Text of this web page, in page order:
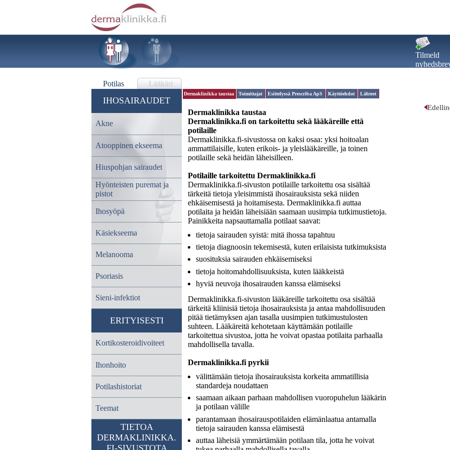
Tilmeld
Potilas Lääkäri
IHOSAIRAUDET
Akne
Atooppinen ekseema
Hiuspohjan sairaudet
Hyönteisten puremat ja
pistot
Ihosyöpä
Käsiekseema
Melanooma
Psoriasis
Sieni-infektiot
ERITYISESTI
Kortikosteroidivoiteet
Ihonhoito
Potilashistoriat
Teemat
TIETOA
DERMAKLINIKKA.
FI-SIVUSTOTA
Dermaklinikka taustaa Toimittajat Esittelyssä Prescriba ApS Käyttöehdot Lähteet
Dermaklinikka taustaa
Dermaklinikka.fi on tarkoitettu sekä lääkäreille että
potilaille
Dermaklinikka.fi-sivustossa on kaksi osaa: yksi hoitoalan
ammattilaisille, kuten erikois- ja yleislääkäreille, ja toinen
potilaille sekä heidän läheisilleen.
Potilaille tarkoitettu Dermaklinikka.fi
Dermaklinikka.fi-sivuston potilaille tarkoitettu osa sisältää
tärkeitä tietoja yleisimmistä ihosairauksista sekä niiden
ehkäisemisestä ja hoitamisesta. Dermaklinikka.fi auttaa
potilaita ja heidän läheisiään saamaan uusimpia tutkimustietoja.
Painikkeita napsauttamalla potilaat saavat:
tietoja sairauden syistä: mitä ihossa tapahtuu
tietoja diagnoosin tekemisestä, kuten erilaisista tutkimuksista
suosituksia sairauden ehkäisemiseksi
tietoja hoitomahdollisuuksista, kuten lääkkeistä
hyviä neuvoja ihosairauden kanssa elämiseksi
Dermaklinikka.fi-sivuston lääkäreille tarkoitettu osa sisältää
tärkeitä kliinisiä tietoja ihosairauksista ja antaa mahdollisuuden
pitää tietämyksen ajan tasalla uusimpien tutkimustulosten
suhteen. Lääkäreitä kehotetaan käyttämään potilaille
tarkoitettua sivustoa, jotta he voivat opastaa potilaita parhaalla
mahdollisella tavalla.
Dermaklinikka.fi pyrkii
välittämään tietoja ihosairauksista korkeita ammatillisia
standardeja noudattaen
saamaan aikaan parhaan mahdollisen vuoropuhelun lääkärin
ja potilaan välille
parantamaan ihosairauspotilaiden elämänlaatua antamalla
tietoja sairauden kanssa elämisestä
auttaa läheisiä ymmärtämään potilaan tila, jotta he voivat